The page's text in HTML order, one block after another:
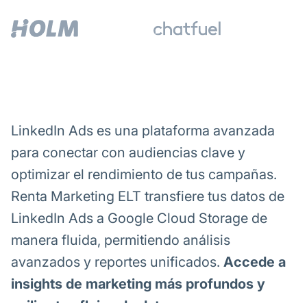
LinkedIn Ads es una plataforma avanzada
para conectar con audiencias clave y
optimizar el rendimiento de tus campañas.
Renta Marketing ELT transfiere tus datos de
LinkedIn Ads a Google Cloud Storage de
manera fluida, permitiendo análisis
avanzados y reportes unificados. Accede a
insights de marketing más profundos y